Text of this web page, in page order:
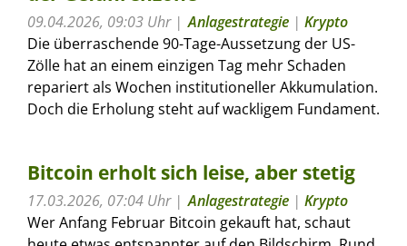
09.04.2026, 09:03 Uhr Anlagestrategie | Krypto
Die überraschende 90-Tage-Aussetzung der US-
Zölle hat an einem einzigen Tag mehr Schaden
repariert als Wochen institutioneller Akkumulation.
Doch die Erholung steht auf wackligem Fundament.
Bitcoin erholt sich leise, aber stetig
17.03.2026, 07:04 Uhr Anlagestrategie | Krypto
Wer Anfang Februar Bitcoin gekauft hat, schaut